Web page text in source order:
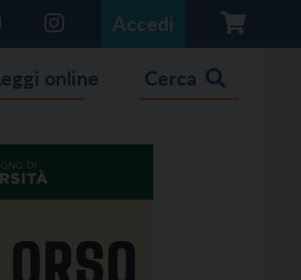
Accedi
online Cerca